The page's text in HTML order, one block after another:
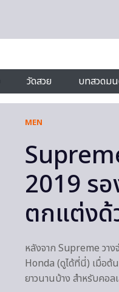
วัดสวย บทสวดม
MEN
2019 ร
ตกแต่งด้
หลังจาก Supreme วา
Honda (ดูได้ที่นี่) เมื่อต้
ยาวนานบ้าง สำหรับคอ